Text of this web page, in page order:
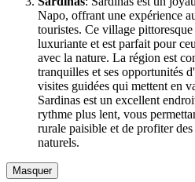
Napo, offrant une expérience
touristes. Ce village
luxuriante et est parfait pour
avec la nature. La région est
tranquilles et ses opportunités
visites guidées qui mettent en
Sardinas est un excellent
rythme plus lent, vous
rurale paisible et de profiter
naturels.
Masquer